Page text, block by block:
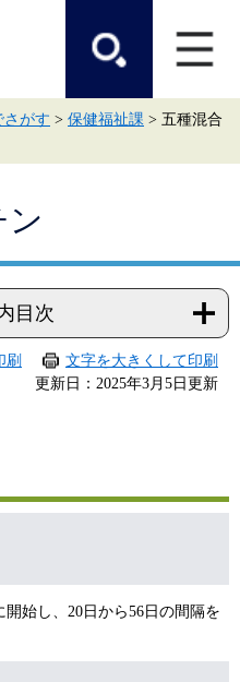
さがす > 保健福祉課 > 五種混合
ン
目次
刷
文字を大きくして印刷
更新日：2025年3月5日更新
始し、20日から56日の間隔を